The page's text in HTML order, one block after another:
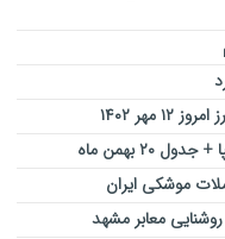
بهمن ماه
موشکی ایران